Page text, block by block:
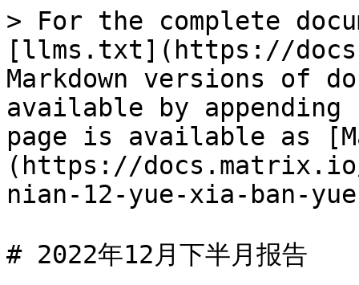
> For the complete
[llms.txt](https://
Markdown versions of
available by
page is available as
(https://
nian-12-yue-xia-ban-
# 2022年12月下半月报告